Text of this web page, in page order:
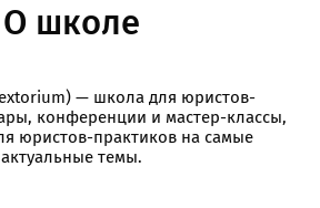
О школе
— школа для юристов-
конференции и мастер-классы,
юристов-практиков на самые
актуальные темы.